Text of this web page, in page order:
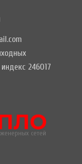
246017
сетей